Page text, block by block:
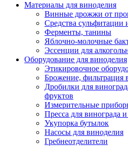
Материалы для виноделия
Винные дрожжи от
Средства сульфитации
Ферменты, танины
Яблочно-молочные
Эссенции для
Оборудование для виноделия
Этикировочное
Брожение, фильтрация
Дробилки для
фруктов
Измерительные
Пресса для винограда
Укупорка бутылок
Насосы для виноделия
Гребнеотделители